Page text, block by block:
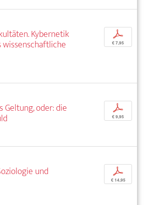
Kybernetik
p
€ 7,95
oder: die
p
€ 9,95
und
p
€ 14,95